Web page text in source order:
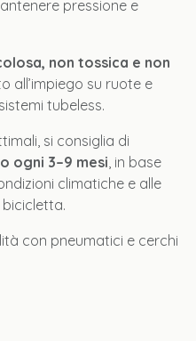
pressione e
non tossica e non
all’impiego su ruote e
tubeless.
si consiglia di
ogni 3–9 mesi, in base
climatiche e alle
con pneumatici e cerchi